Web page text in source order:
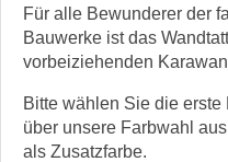
Für alle Bewunderer der
Bauwerke ist das
vorbeiziehenden
Bitte wählen Sie die
über unsere Farbwahl
als Zusatzfarbe.